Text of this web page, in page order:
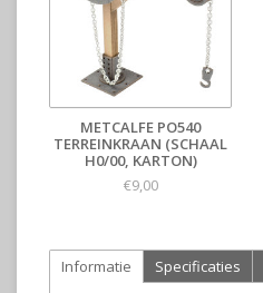
METCALFE PO540
TERREINKRAAN (SCHAAL
H0/00, KARTON)
€9,00
Informatie Specificaties